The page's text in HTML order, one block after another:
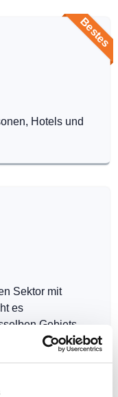
Bestes
Hotels und
Sektor mit
es
Gebiets,